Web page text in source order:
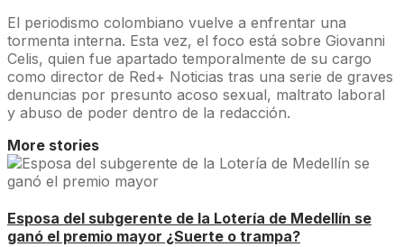
El periodismo colombiano vuelve a enfrentar una
tormenta interna. Esta vez, el foco está sobre Giovanni
Celis, quien fue apartado temporalmente de su cargo
como director de Red+ Noticias tras una serie de graves
denuncias por presunto acoso sexual, maltrato laboral
y abuso de poder dentro de la redacción.
More stories
Esposa del subgerente de la Lotería de Medellín se
ganó el premio mayor ¿Suerte o trampa?